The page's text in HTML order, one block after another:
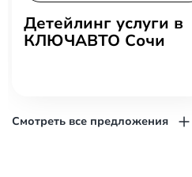
Детейлинг услуги в
КЛЮЧАВТО Сочи
Смотреть все предложения